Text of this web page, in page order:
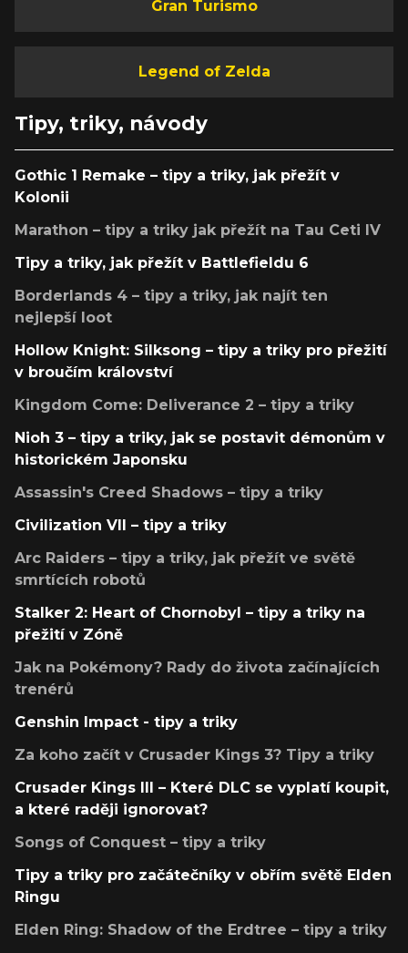
Gran Turismo
Legend of Zelda
Tipy, triky, návody
Gothic 1 Remake – tipy a triky, jak přežít v
Kolonii
Marathon – tipy a triky jak přežít na Tau Ceti IV
Tipy a triky, jak přežít v Battlefieldu 6
Borderlands 4 – tipy a triky, jak najít ten
nejlepší loot
Hollow Knight: Silksong – tipy a triky pro přežití
v broučím království
Kingdom Come: Deliverance 2 – tipy a triky
Nioh 3 – tipy a triky, jak se postavit démonům v
historickém Japonsku
Assassin's Creed Shadows – tipy a triky
Civilization VII – tipy a triky
Arc Raiders – tipy a triky, jak přežít ve světě
smrtících robotů
Stalker 2: Heart of Chornobyl – tipy a triky na
přežití v Zóně
Jak na Pokémony? Rady do života začínajících
trenérů
Genshin Impact - tipy a triky
Za koho začít v Crusader Kings 3? Tipy a triky
Crusader Kings III – Které DLC se vyplatí koupit,
a které raději ignorovat?
Songs of Conquest – tipy a triky
Tipy a triky pro začátečníky v obřím světě Elden
Ringu
Elden Ring: Shadow of the Erdtree – tipy a triky